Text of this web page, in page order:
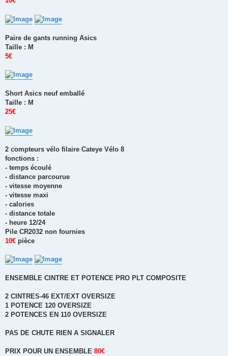
Paire de gants running Asics
Taille : M
5€
Short Asics neuf emballé
Taille : M
25€
2 compteurs vélo filaire Cateye Vélo 8
fonctions :
- temps écoulé
- distance parcourue
- vitesse moyenne
- vitesse maxi
- calories
- distance totale
- heure 12/24
Pile CR2032 non fournies
10€ pièce
ENSEMBLE CINTRE ET POTENCE PRO PLT COMPOSITE
2 CINTRES-46 EXT/EXT OVERSIZE
1 POTENCE 120 OVERSIZE
2 POTENCES EN 110 OVERSIZE
PAS DE CHUTE RIEN A SIGNALER
PRIX POUR UN ENSEMBLE 80€